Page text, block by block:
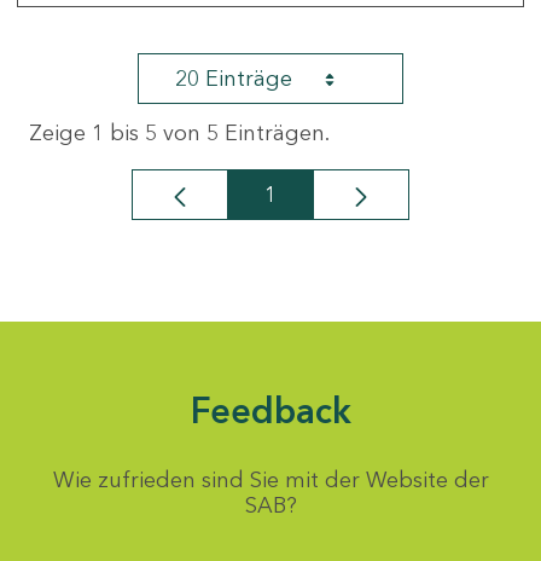
20 Einträge
Zeige 1 bis 5 von 5 Einträgen.
Seite
1
Feedback
Wie zufrieden sind Sie mit der Website der
SAB?